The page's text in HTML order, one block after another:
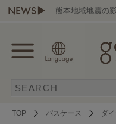
NEWS▶ 熊本地域地震の
TOP パスケース ダ